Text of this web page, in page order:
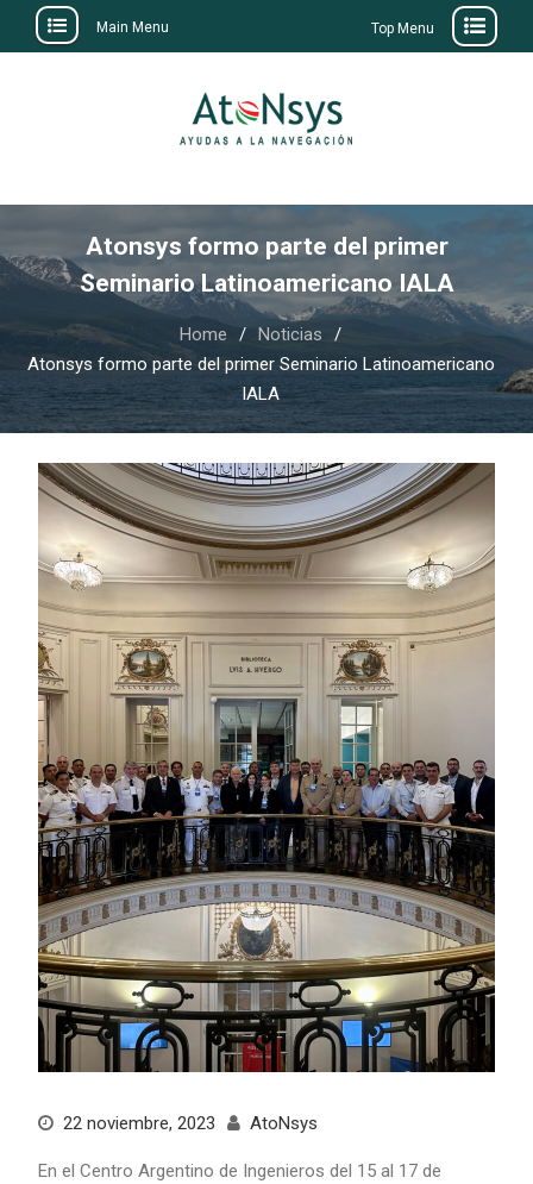
Main Menu Top Menu
Atonsys formo parte del primer
Seminario Latinoamericano IALA
Home
Noticias
Atonsys formo parte del primer Seminario Latinoamericano
IALA
22 noviembre, 2023 AtoNsys
En el Centro Argentino de Ingenieros del 15 al 17 de